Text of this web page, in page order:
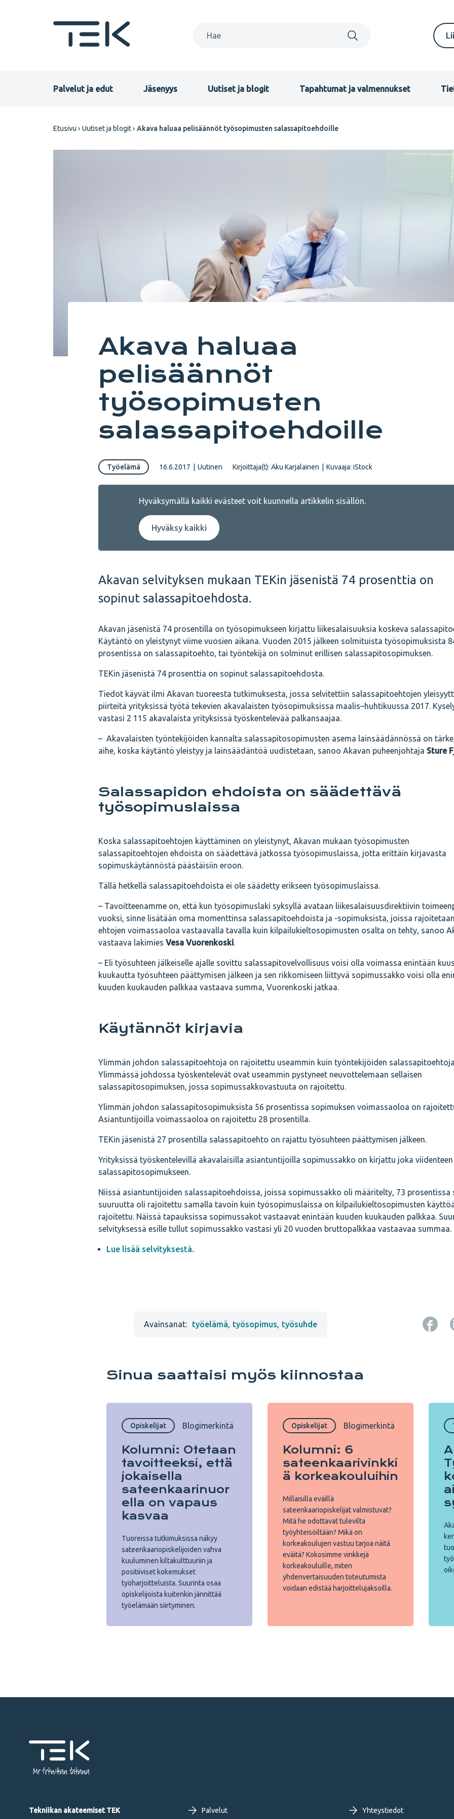
FI
Primary
Palvelut ja edut Jäsenyys Uutiset ja blogit Tapahtumat ja valmennukset
Etusivu Uutiset ja blogit Akava haluaa pelisäännöt työsopimusten salassapitoehdoille
Akava haluaa
pelisäännöt
työsopimusten
salassapitoehdoille
Työelämä 16.6.2017 Uutinen Kirjoittaja(t): Aku Karjalainen Kuvaaja: iStock
Hyväksymällä kaikki evästeet voit kuunnella artikkelin sisällön.
Hyväksy kaikki
Akavan selvityksen mukaan TEKin jäsenistä 74 prosenttia on
sopinut salassapitoehdosta.
Akavan jäsenistä 74 prosentilla on työsopimukseen kirjattu liikesalaisuuksia koskeva
Käytäntö on yleistynyt viime vuosien aikana. Vuoden 2015 jälkeen solmituista työsopimuksista
prosentissa on salassapitoehto, tai työntekijä on solminut erillisen salassapitosopimuksen.
TEKin jäsenistä 74 prosenttia on sopinut salassapitoehdosta.
Tiedot käyvät ilmi Akavan tuoreesta tutkimuksesta, jossa selvitettiin salassapitoehtojen
piirteitä yrityksissä työtä tekevien akavalaisten työsopimuksissa maalis–huhtikuussa 2017.
vastasi 2 115 akavalaista yrityksissä työskentelevää palkansaajaa.
– Akavalaisten työntekijöiden kannalta salassapitosopimusten asema lainsäädännössä on
aihe, koska käytäntö yleistyy ja lainsäädäntöä uudistetaan, sanoo Akavan puheenjohtaja Sture
Salassapidon ehdoista on säädettävä
työsopimuslaissa
Koska salassapitoehtojen käyttäminen on yleistynyt, Akavan mukaan työsopimusten
salassapitoehtojen ehdoista on säädettävä jatkossa työsopimuslaissa, jotta erittäin kirjavasta
sopimuskäytännöstä päästäisiin eroon.
Tällä hetkellä salassapitoehdoista ei ole säädetty erikseen työsopimuslaissa.
– Tavoitteenamme on, että kun työsopimuslaki syksyllä avataan liikesalaisuusdirektiivin
vuoksi, sinne lisätään oma momenttinsa salassapitoehdoista ja -sopimuksista, joissa rajoitetaan
ehtojen voimassaoloa vastaavalla tavalla kuin kilpailukieltosopimusten osalta on tehty, sanoo
vastaava lakimies Vesa Vuorenkoski.
– Eli työsuhteen jälkeiselle ajalle sovittu salassapitovelvollisuus voisi olla voimassa enintään
kuukautta työsuhteen päättymisen jälkeen ja sen rikkomiseen liittyvä sopimussakko voisi olla
kuuden kuukauden palkkaa vastaava summa, Vuorenkoski jatkaa.
Käytännöt kirjavia
Ylimmän johdon salassapitoehtoja on rajoitettu useammin kuin työntekijöiden
Ylimmässä johdossa työskentelevät ovat useammin pystyneet neuvottelemaan sellaisen
salassapitosopimuksen, jossa sopimussakkovastuuta on rajoitettu.
Ylimmän johdon salassapitosopimuksista 56 prosentissa sopimuksen voimassaoloa on
Asiantuntijoilla voimassaoloa on rajoitettu 28 prosentilla.
TEKin jäsenistä 27 prosentilla salassapitoehto on rajattu työsuhteen päättymisen jälkeen.
Yrityksissä työskentelevillä akavalaisilla asiantuntijoilla sopimussakko on kirjattu joka viidenteen
salassapitosopimukseen.
Niissä asiantuntijoiden salassapitoehdoissa, joissa sopimussakko oli määritelty, 73 prosentissa
suuruutta oli rajoitettu samalla tavoin kuin työsopimuslaissa on kilpailukieltosopimusten
rajoitettu. Näissä tapauksissa sopimussakot vastaavat enintään kuuden kuukauden palkkaa.
selvityksessä esille tullut sopimussakko vastasi yli 20 vuoden bruttopalkkaa vastaavaa summaa.
Lue lisää selvityksestä.
Avainsanat: työelämä, työsopimus, työsuhde
Sinua saattaisi myös kiinnostaa
Opiskelijat Blogimerkintä
Kolumni: Otetaan
tavoitteeksi, että
jokaisella
sateenkaarinuor
ella on vapaus
kasvaa
Tuoreissa tutkimuksissa näkyy
sateenkaariopiskelijoiden vahva
kuuluminen kiltakulttuuriin ja
positiiviset kokemukset
työharjoitteluista. Suurinta osaa
opiskelijoista kuitenkin jännittää
työelämään siirtyminen.
Opiskelijat Blogimerkintä
Kolumni: 6
sateenkaarivinkki
ä korkeakouluihin
Millaisilla eväillä
sateenkaariopiskelijat valmistuvat?
Mitä he odottavat tulevilta
työyhteisöiltään? Mikä on
korkeakoulujen vastuu tarjoa näitä
eväitä? Kokosimme vinkkejä
korkeakouluille, miten
yhdenvertaisuuden toteutumista
voidaan edistää harjoittelujaksoilla.
Me tekniikan takana
Tekniikan akateemiset TEK Palvelut Yhteystiedot